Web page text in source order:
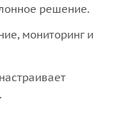
решение.
мониторинг и